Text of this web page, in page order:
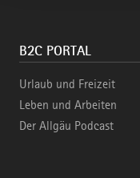
B2C PORTAL
Urlaub und Freizeit
Leben und Arbeiten
Der Allgäu Podcast